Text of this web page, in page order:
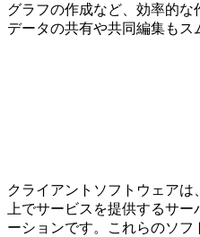
グラフの作成など、効率的な
データの共有や共同編集もス
クライアントソフトウェア
上でサービスを提供するサ
ーションです。これらのソ